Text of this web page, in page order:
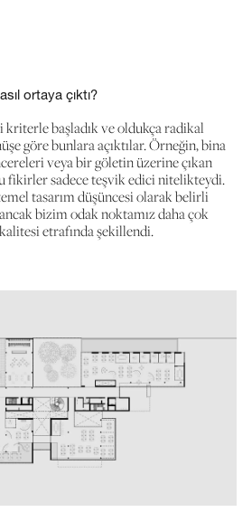
ortaya çıktı?
başladık ve oldukça radikal
göre bunlara açıktılar. Örneğin, bina
veya bir göletin üzerine çıkan
fikirler sadece teşvik edici nitelikteydi.
tasarım düşüncesi olarak belirli
bizim odak noktamız daha çok
etrafında şekillendi.